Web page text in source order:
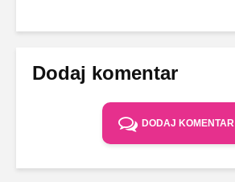
Dodaj komentar
DODAJ KOMENTAR